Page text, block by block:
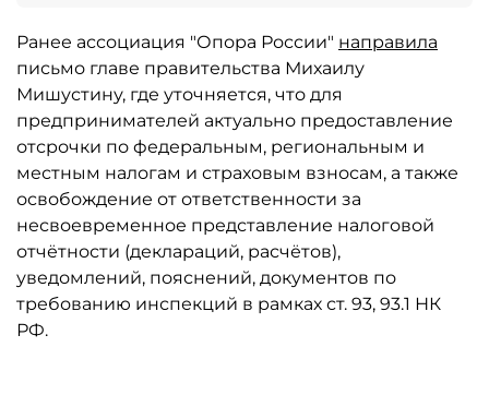
Ранее ассоциация "Опора России" направила
письмо главе правительства Михаилу
Мишустину, где уточняется, что для
предпринимателей актуально предоставление
отсрочки по федеральным, региональным и
местным налогам и страховым взносам, а также
освобождение от ответственности за
несвоевременное представление налоговой
отчётности (деклараций, расчётов),
уведомлений, пояснений, документов по
требованию инспекций в рамках ст. 93, 93.1 НК
РФ.